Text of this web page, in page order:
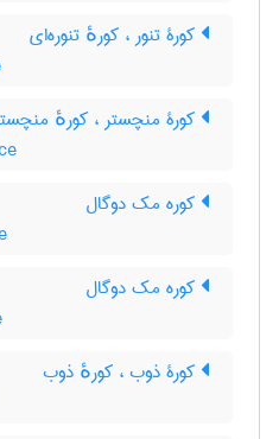
کورۀ تنور ، کورهٔ تنوره‌ای
کورۀ منچستر ، کورهٔ
کوره مک دوگال
کوره مک دوگال
کورۀ ذوب ، کورهٔ ذوب